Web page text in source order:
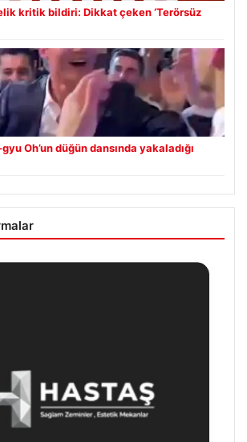
kritik bildiri: Dikkat çeken ‘Terörsüz
Oh’un düğün dansında yakaladığı